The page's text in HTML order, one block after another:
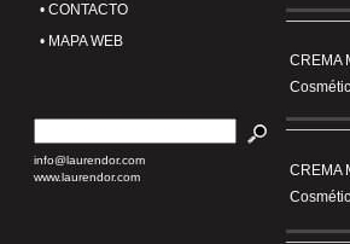
• CONTACTO
• MAPA WEB
info@laurendor.com
www.laurendor.com
CREMA
CREMA